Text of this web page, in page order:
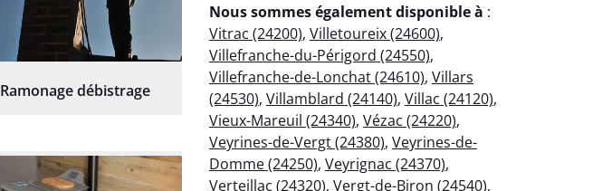
Ramonage débistrage
Nous sommes également disponible à :
Vitrac (24200), Villetoureix (24600),
Villefranche-du-Périgord (24550),
Villefranche-de-Lonchat (24610), Villars
(24530), Villamblard (24140), Villac (24120),
Vieux-Mareuil (24340), Vézac (24220),
Veyrines-de-Vergt (24380), Veyrines-de-
Domme (24250), Veyrignac (24370),
Verteillac (24320), Vergt-de-Biron (24540),